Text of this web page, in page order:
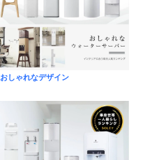
おしゃれなデザイン